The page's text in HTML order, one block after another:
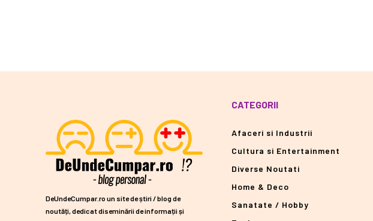
DeUndeCumpar.ro un site de știri / blog de
noutăți, dedicat diseminării de informații și
CATEGORII
Afaceri si Industrii
Cultura si Entertainment
Diverse Noutati
Home & Deco
Sanatate / Hobby